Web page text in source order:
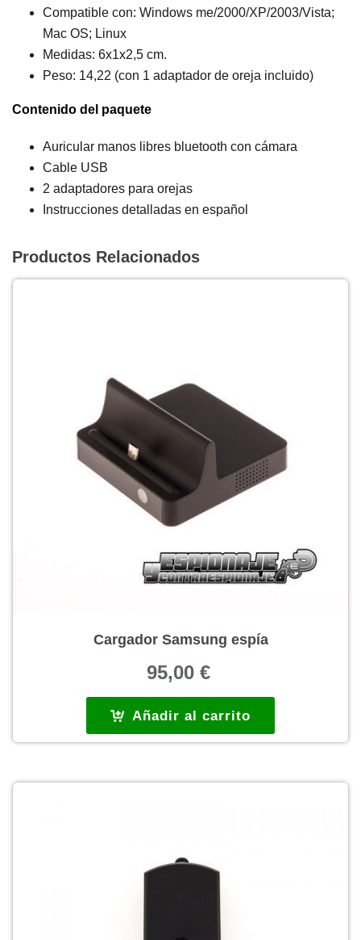
Compatible con: Windows me/2000/XP/2003/Vista;
Mac OS; Linux
Medidas: 6x1x2,5 cm.
Peso: 14,22 (con 1 adaptador de oreja incluido)
Contenido del paquete
Auricular manos libres bluetooth con cámara
Cable USB
2 adaptadores para orejas
Instrucciones detalladas en español
Productos Relacionados
Cargador Samsung espía
95,00 €
Añadir al carrito